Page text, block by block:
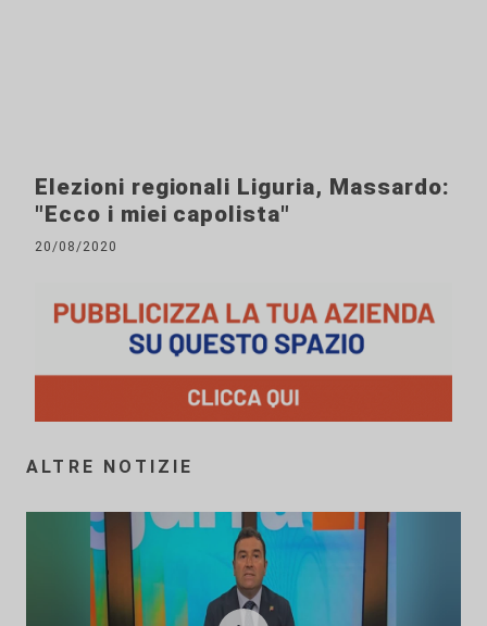
Elezioni regionali Liguria, Massardo:
"Ecco i miei capolista"
20/08/2020
ALTRE NOTIZIE